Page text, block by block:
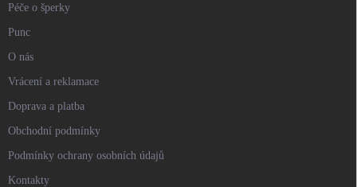
Péče o šperky
Punc
O nás
Vrácení a reklamace
Doprava a platba
Obchodní podmínky
Podmínky ochrany osobních údajů
Kontakty